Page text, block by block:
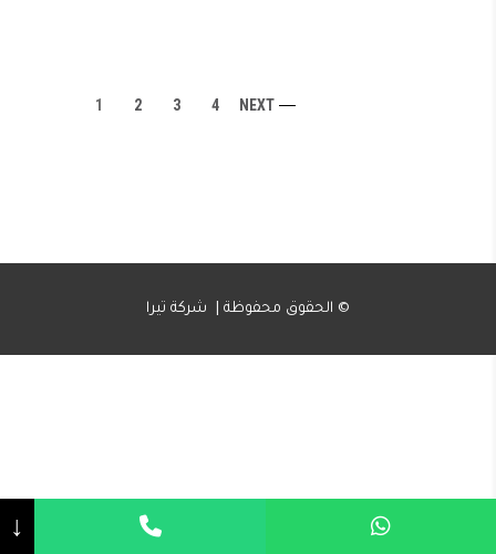
1 2 3 4 NEXT
الحقوق محفوظة | شركة تيرا ©
↓